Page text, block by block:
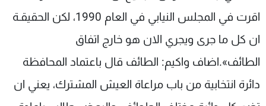
اقرت في المجلس النيابي في العام 1990، لكن الحقيقـة
ان كل ما جرى ويجري الان هو خارج اتفاق
الطائف».اضاف واكيم: الطائف قال باعتماد المحافظة
دائرة انتخابية من باب مراعاة العيش المشترك، يعني ان